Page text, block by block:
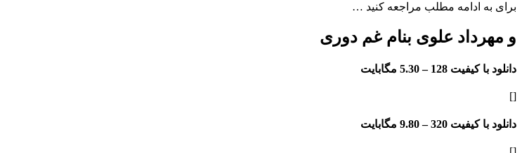
برای به ادامه مطلب مراجعه کنید …
و مهرداد علوی بنام غم دوری
دانلود با کیفیت 128 – 5.30 مگابایت
[]
دانلود با کیفیت 320 – 9.80 مگابایت